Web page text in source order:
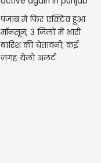
पंजाब में फिर एक्टिव हुआ
मॉनसून, 3 जिलों में भारी
बारिश की चेतावनी; कई
जगह येलो अलर्ट